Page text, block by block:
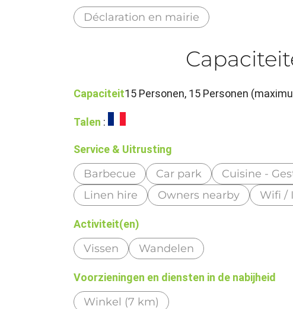
Déclaration en mairie
Capaciteit15 Personen, 15 Personen
Talen :
Service & Uitrusting
Barbecue Car park Cuisine -
Linen hire
Owners nearby Wifi /
Activiteit(en)
Vissen Wandelen
Voorzieningen en diensten in de nabijheid
Winkel (7 km)